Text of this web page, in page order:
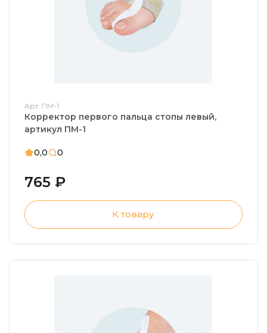
Арт: ПМ-1
Корректор первого пальца стопы левый,
артикул ПМ-1
0,0 0
765 ₽
К товару